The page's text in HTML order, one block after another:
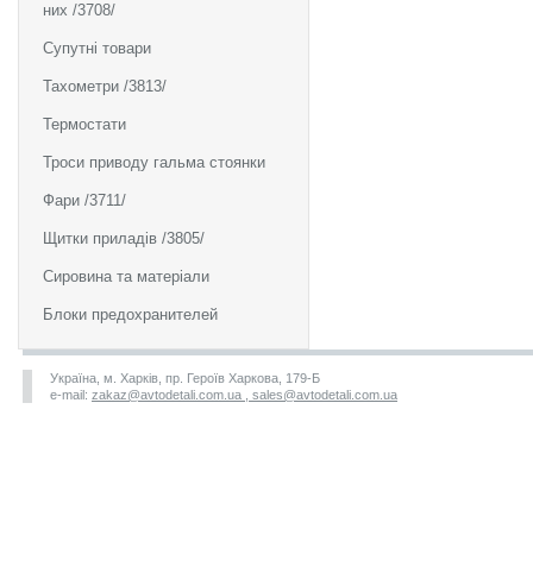
них /3708/
Супутні товари
Тахометри /3813/
Термостати
Троси приводу гальма стоянки
Фари /3711/
Щитки приладів /3805/
Сировина та матеріали
Блоки предохранителей
Україна, м. Харків, пр. Героїв Харкова, 179-Б
e-mail: zakaz@avtodetali.com.ua , sales@avtodetali.com.ua